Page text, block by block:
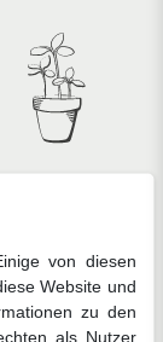
von diesen
Website und
zu den
als Nutzer